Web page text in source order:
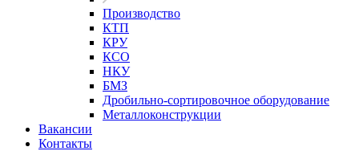
Производство
КТП
КРУ
КСО
НКУ
БМЗ
Дробильно-сортировочное оборудование
Металлоконструкции
Вакансии
Контакты